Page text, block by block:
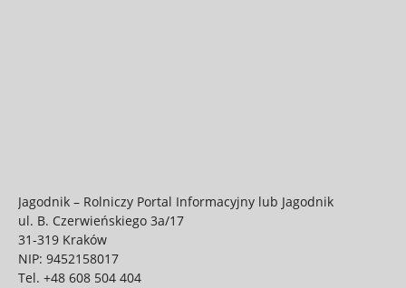
Jagodnik – Rolniczy Portal Informacyjny lub Jagodnik
ul. B. Czerwieńskiego 3a/17
31-319 Kraków
NIP: 9452158017
Tel. +48 608 504 404